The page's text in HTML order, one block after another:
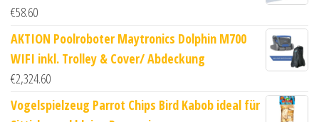
€58.60
AKTION Poolroboter Maytronics Dolphin M700
WIFI inkl. Trolley & Cover/ Abdeckung
€2,324.60
Vogelspielzeug Parrot Chips Bird Kabob ideal für